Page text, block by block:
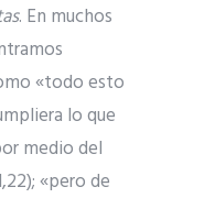
. En muchos
«todo esto
lo que
medio del
«pero de